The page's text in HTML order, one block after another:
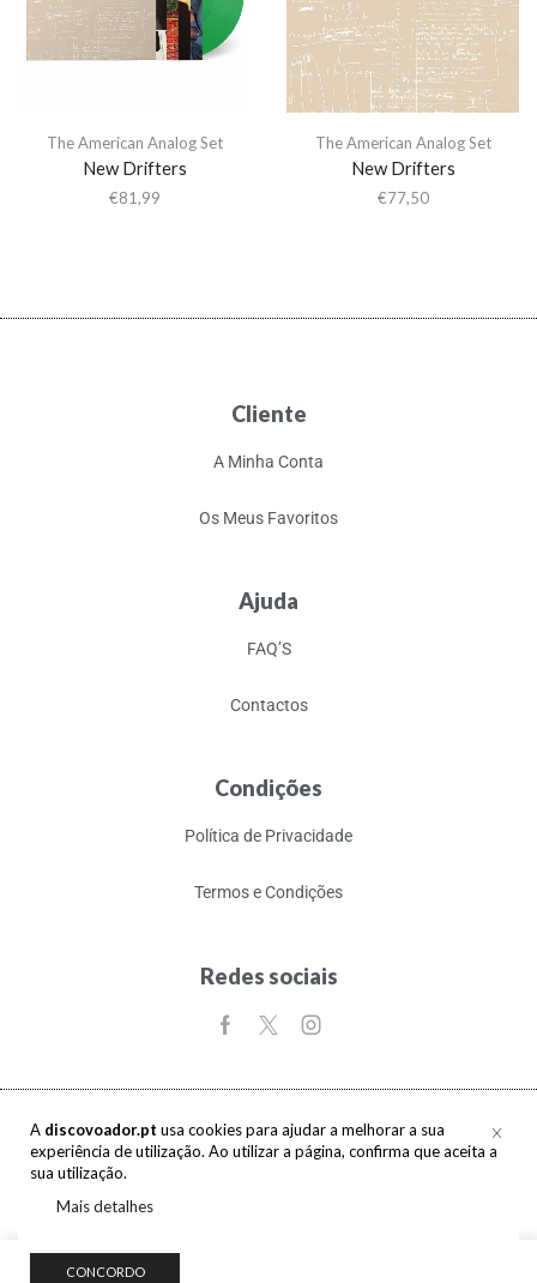
The American Analog Set
New Drifters
€81,99
The American Analog Set
New Drifters
€77,50
A discovoador.pt usa cookies para ajudar a melhorar a sua
experiência de utilização. Ao utilizar a página, confirma que aceita a
sua utilização.
Mais detalhes
CONCORDO
Cliente
A Minha Conta
Os Meus Favoritos
Ajuda
FAQ’S
Contactos
Condições
Política de Privacidade
Termos e Condições
Redes sociais
Copyright © 2017-2026 discovoador. Todos os direitos reservados.